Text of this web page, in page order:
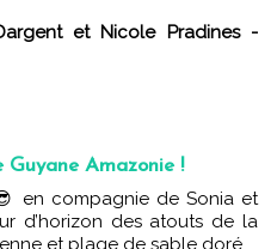
et Nicole Pradines -
Guyane Amazonie !
d’horizon des atouts de la
et plage de sable doré.